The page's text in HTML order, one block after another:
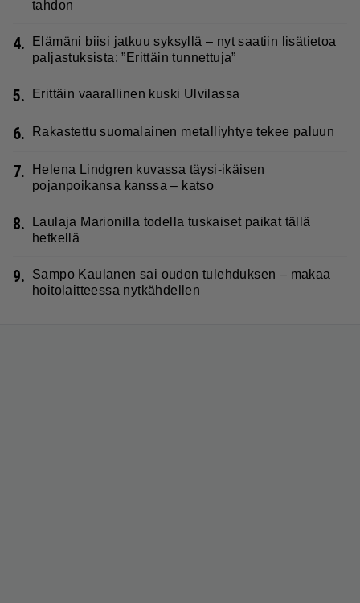
tahdon
4.
Elämäni biisi jatkuu syksyllä – nyt saatiin lisätietoa
paljastuksista: ”Erittäin tunnettuja”
5. Erittäin vaarallinen kuski Ulvilassa
6. Rakastettu suomalainen metalliyhtye tekee paluun
7.
Helena Lindgren kuvassa täysi-ikäisen
pojanpoikansa kanssa – katso
8.
Laulaja Marionilla todella tuskaiset paikat tällä
hetkellä
9.
Sampo Kaulanen sai oudon tulehduksen – makaa
hoitolaitteessa nytkähdellen